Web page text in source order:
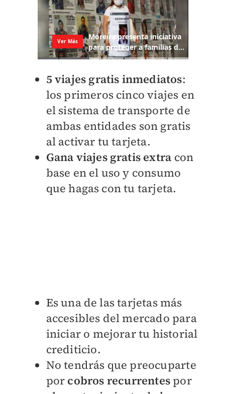
5 viajes gratis inmediatos:
los primeros cinco viajes en
el sistema de transporte de
ambas entidades son gratis
al activar tu tarjeta.
Gana viajes gratis extra con
base en el uso y consumo
que hagas con tu tarjeta.
Es una de las tarjetas más
accesibles del mercado para
iniciar o mejorar tu historial
crediticio.
No tendrás que preocuparte
por cobros recurrentespor